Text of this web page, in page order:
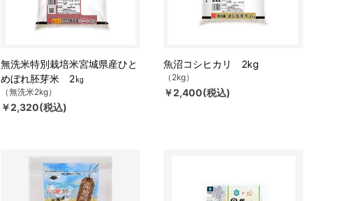
無洗米特別栽培米宮城県産ひと
めぼれ胚芽米 2㎏
（無洗米2kg）
￥2,320(税込)
魚沼コシヒカリ 2kg
（2kg）
￥2,400(税込)